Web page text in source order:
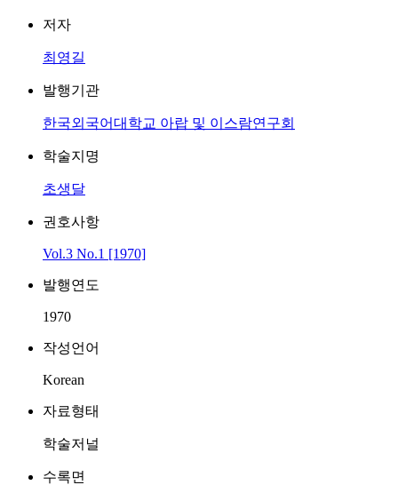
저자
최영길
발행기관
한국외국어대학교 아랍 및 이스람연구회
학술지명
초생달
권호사항
Vol.3 No.1 [1970]
발행연도
1970
작성언어
Korean
자료형태
학술저널
수록면